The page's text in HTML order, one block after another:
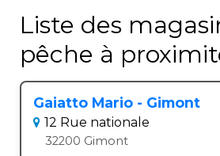
Liste des
pêche à
Gaiatto Mario - Gimont
12 Rue nationale
32200 Gimont